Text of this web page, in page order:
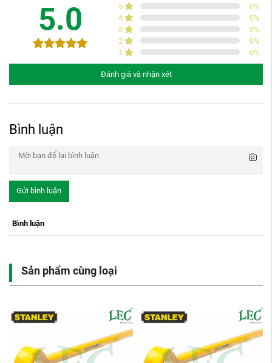
5.0 5 0%
4
0%
3
0%
2
0%
1
0%
Đánh giá và nhận xét
Bình luận
Gửi bình luận
Bình luận
Sản phẩm cùng loại